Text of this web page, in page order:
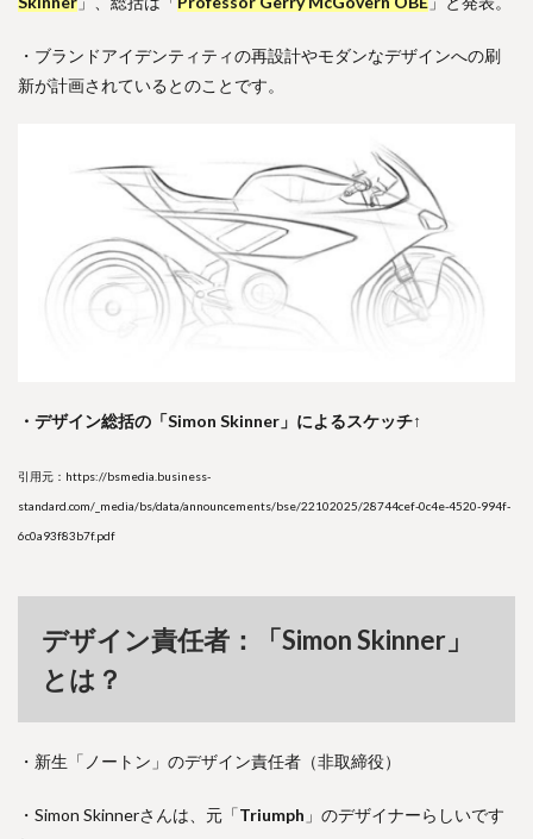
・ブランドアイデンティティの再設計やモダンなデザインへの刷
新が計画されているとのことです。
・デザイン総括の「Simon Skinner」によるスケッチ↑
引用元：https://bsmedia.business-
standard.com/_media/bs/data/announcements/bse/22102025/28744cef-0c4e-4520-994f-
6c0a93f83b7f.pdf
デザイン責任者：「Simon Skinner」
とは？
・新生「ノートン」のデザイン責任者（非取締役）
・Simon Skinnerさんは、元「Triumph 」のデザイナーらしいです